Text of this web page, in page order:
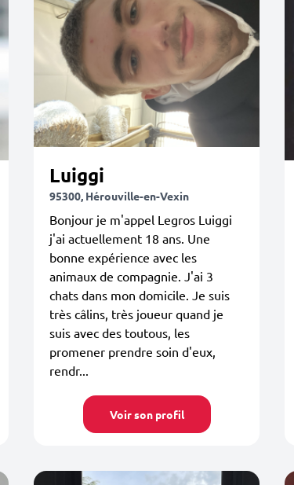
Luiggi
95300, Hérouville-en-Vexin
Bonjour je m'appel Legros Luiggi
j'ai actuellement 18 ans. Une
bonne expérience avec les
animaux de compagnie. J'ai 3
chats dans mon domicile. Je suis
très câlins, très joueur quand je
suis avec des toutous, les
promener prendre soin d'eux,
rendr...
Voir son profil